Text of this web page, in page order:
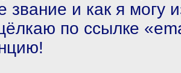
звание и как я могу
по ссылке